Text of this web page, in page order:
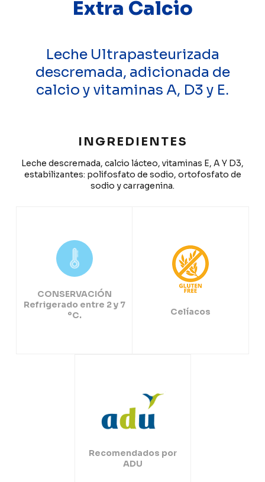
Extra Calcio
Leche Ultrapasteurizada
descremada, adicionada de
calcio y vitaminas A, D3 y E.
INGREDIENTES
Leche descremada, calcio lácteo, vitaminas E, A Y D3,
estabilizantes: polifosfato de sodio, ortofosfato de
sodio y carragenina.
CONSERVACIÓN
Refrigerado entre 2 y 7
ºC.
Celíacos
Recomendados por
ADU